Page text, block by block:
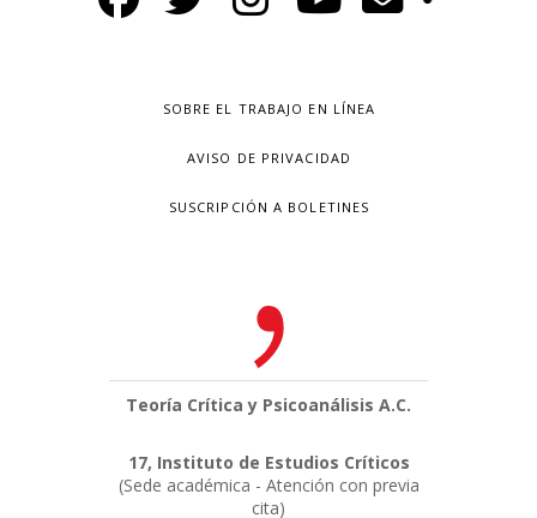
SOBRE EL TRABAJO EN LÍNEA
AVISO DE PRIVACIDAD
SUSCRIPCIÓN A BOLETINES
Teoría Crítica y Psicoanálisis A.C.
17, Instituto de Estudios Críticos
(Sede académica - Atención con previa
cita)